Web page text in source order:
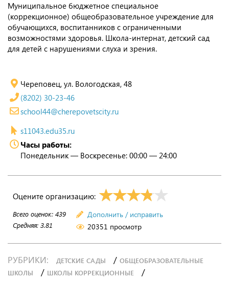
Муниципальное бюджетное специальное
(коррекционное) общеобразовательное учреждение для
обучающихся, воспитанников с ограниченными
возможностями здоровья. Школа-интернат, детский сад
для детей с нарушениями слуха и зрения.
Череповец, ул. Вологодская, 48
(8202) 30-23-46
school44@cherepovetscity.ru
s11043.edu35.ru
Часы работы:
Понедельник — Воскресенье: 00:00 — 24:00
Оцените организацию:
Всего оценок: 439
Средняя: 3.81
Дополнить / исправить
20351 просмотр
РУБРИКИ: ДЕТСКИЕ САДЫ / ОБЩЕОБРАЗОВАТЕЛЬНЫЕ
ШКОЛЫ
/ ШКОЛЫ КОРРЕКЦИОННЫЕ /